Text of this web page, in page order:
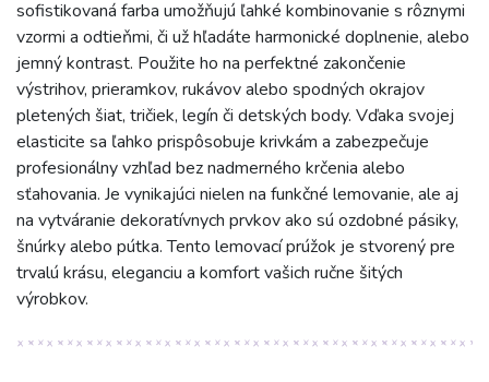
sofistikovaná farba umožňujú ľahké kombinovanie s rôznymi
vzormi a odtieňmi, či už hľadáte harmonické doplnenie, alebo
jemný kontrast. Použite ho na perfektné zakončenie
výstrihov, prieramkov, rukávov alebo spodných okrajov
pletených šiat, tričiek, legín či detských body. Vďaka svojej
elasticite sa ľahko prispôsobuje krivkám a zabezpečuje
profesionálny vzhľad bez nadmerného krčenia alebo
sťahovania. Je vynikajúci nielen na funkčné lemovanie, ale aj
na vytváranie dekoratívnych prvkov ako sú ozdobné pásiky,
šnúrky alebo pútka. Tento lemovací prúžok je stvorený pre
trvalú krásu, eleganciu a komfort vašich ručne šitých
výrobkov.